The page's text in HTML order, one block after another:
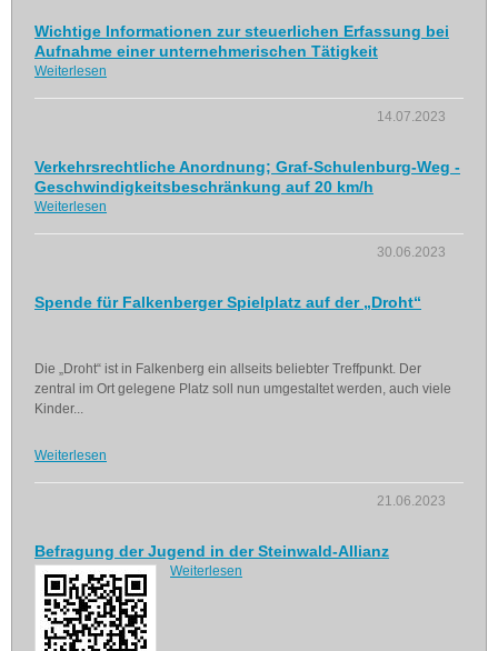
Wichtige Informationen zur steuerlichen Erfassung bei
Aufnahme einer unternehmerischen Tätigkeit
Weiterlesen
14.07.2023
Verkehrsrechtliche Anordnung; Graf-Schulenburg-Weg -
Geschwindigkeitsbeschränkung auf 20 km/h
Weiterlesen
30.06.2023
Spende für Falkenberger Spielplatz auf der „Droht“
Die „Droht“ ist in Falkenberg ein allseits beliebter Treffpunkt. Der
zentral im Ort gelegene Platz soll nun umgestaltet werden, auch viele
Kinder...
Weiterlesen
21.06.2023
Befragung der Jugend in der Steinwald-Allianz
Weiterlesen